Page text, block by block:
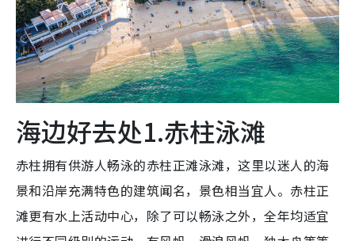
海边好去处1.赤柱泳滩
赤柱拥有供游人畅泳的赤柱正滩泳滩，这里以迷人的海
景和沿岸充满特色的建筑闻名，景色相当宜人。赤柱正
滩更有水上活动中心，除了可以畅泳之外，全年均适宜